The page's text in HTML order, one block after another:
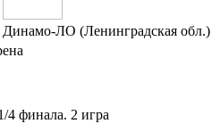
Динамо-ЛО (Ленинградская обл.)
4 финала. 2 игра